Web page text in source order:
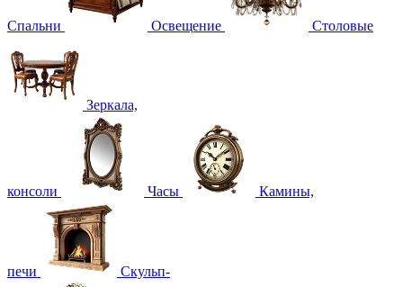
Спальни Освещение Столовые
Зеркала,
консоли Часы Камины,
печи Скульп-